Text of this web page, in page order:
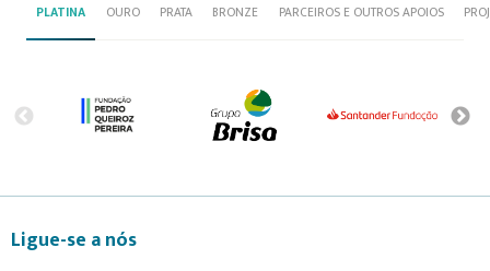
PLATINA OURO PRATA BRONZE PARCEIROS E OUTROS APOIOS
Ligue-se a nós